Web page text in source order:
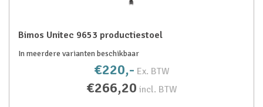
Bimos Unitec 9653 productiestoel
In meerdere varianten beschikbaar
€220,- Ex. BTW
€266,20 incl. BTW